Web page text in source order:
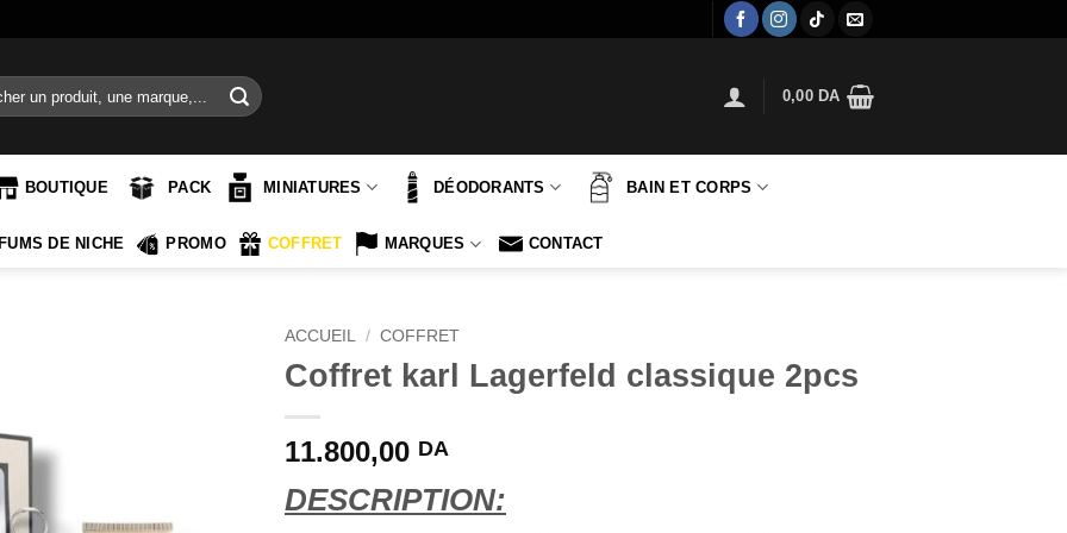
0,00 DA
BOUTIQUE PACK MINIATURES DÉODORANTS BAIN ET CORPS
DE NICHE PROMO COFFRET MARQUES CONTACT
ACCUEIL / COFFRET
Coffret karl Lagerfeld classique 2pcs
11.800,00 DA
DESCRIPTION: